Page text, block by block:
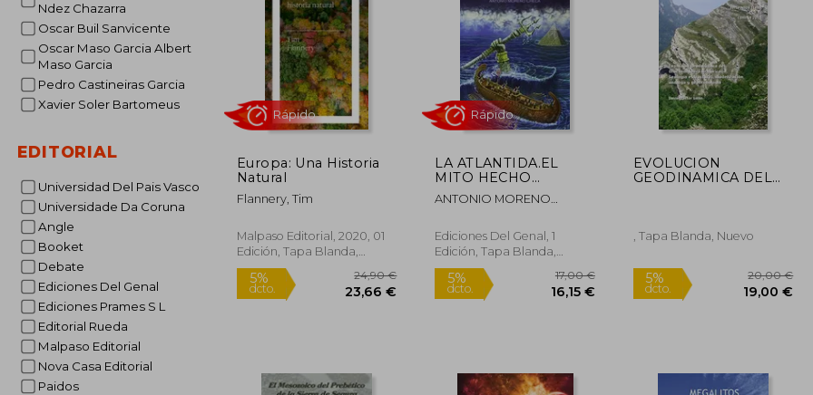
Ndez Chazarra
Oscar Buil Sanvicente
Oscar Maso Garcia Albert
Maso Garcia
Pedro Castineiras Garcia
Xavier Soler Bartomeus
EDITORIAL
Universidad Del Pais Vasco
Universidade Da Coruna
Angle
Booket
Debate
Ediciones Del Genal
Ediciones Prames S L
Editorial Rueda
Malpaso Editorial
Nova Casa Editorial
Paidos
Europa: Una Historia
Natural
Flannery, Tim
Malpaso Editorial, 2020, 01
Edición, Tapa Blanda,
Nuevo
LA ATLANTIDA.EL
MITO HECHO
REALIDAD
ANTONIO MORENO
Ediciones Del Genal, 1
Edición, Tapa Blanda,
Nuevo
EVOLUCION
GEODINAMICA DEL
, Tapa Blanda, Nuevo